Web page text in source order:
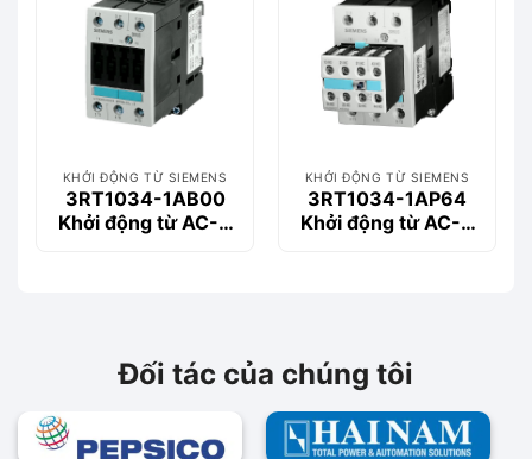
KHỞI ĐỘNG TỪ SIEMENS
3RT1034-1AB00
Khởi động từ AC-3
KHỞI ĐỘNG TỪ SIEMENS
3RT1034-1AP64
Khởi động từ AC-3
Đối tác của chúng tôi